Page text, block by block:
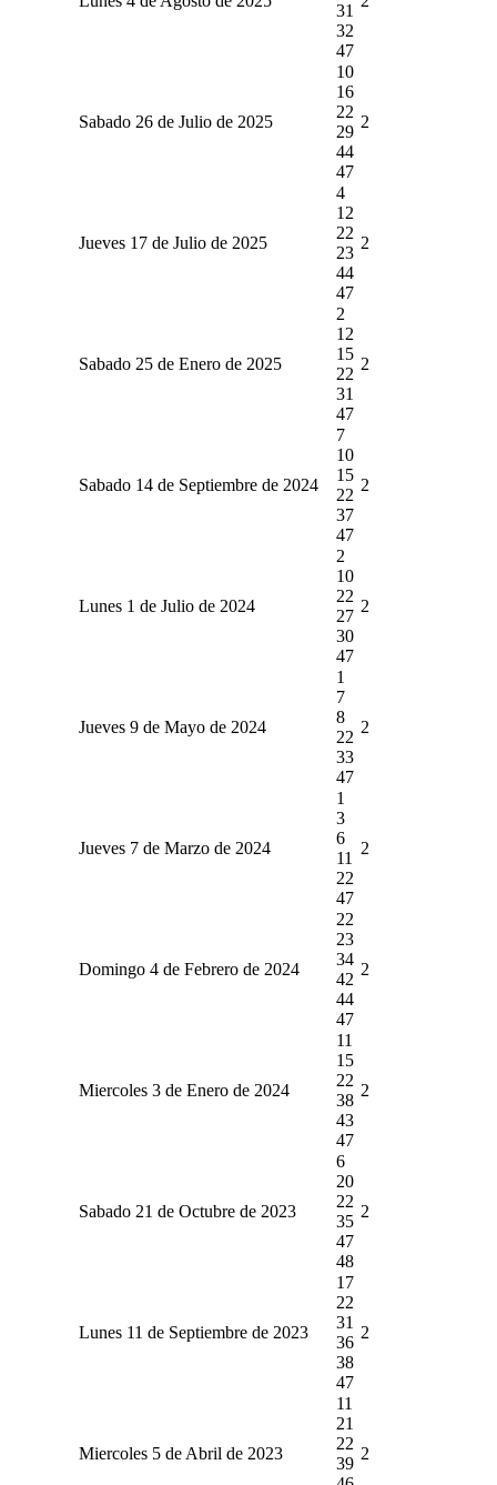
31
32
47
Sabado 26 de Julio de 2025
10
16
22
29
44
47
2
Jueves 17 de Julio de 2025
4
12
22
23
44
47
2
Sabado 25 de Enero de 2025
2
12
15
22
31
47
2
Sabado 14 de Septiembre de 2024
7
10
15
22
37
47
2
Lunes 1 de Julio de 2024
2
10
22
27
30
47
2
Jueves 9 de Mayo de 2024
1
7
8
22
33
47
2
Jueves 7 de Marzo de 2024
1
3
6
11
22
47
2
Domingo 4 de Febrero de 2024
22
23
34
42
44
47
2
Miercoles 3 de Enero de 2024
11
15
22
38
43
47
2
Sabado 21 de Octubre de 2023
6
20
22
35
47
48
2
Lunes 11 de Septiembre de 2023
17
22
31
36
38
47
2
Miercoles 5 de Abril de 2023
11
21
22
39
2